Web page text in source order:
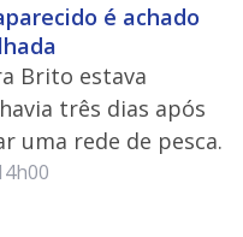
é achado
Brito estava
três dias após
uma rede de pesca.